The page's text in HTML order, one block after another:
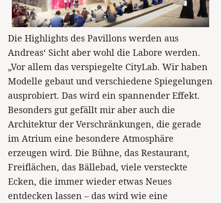
Die Highlights des Pavillons werden aus
Andreas‘ Sicht aber wohl die Labore werden.
„Vor allem das verspiegelte CityLab. Wir haben
Modelle gebaut und verschiedene Spiegelungen
ausprobiert. Das wird ein spannender Effekt.
Besonders gut gefällt mir aber auch die
Architektur der Verschränkungen, die gerade
im Atrium eine besondere Atmosphäre
erzeugen wird. Die Bühne, das Restaurant,
Freiflächen, das Bällebad, viele versteckte
Ecken, die immer wieder etwas Neues
entdecken lassen – das wird wie eine